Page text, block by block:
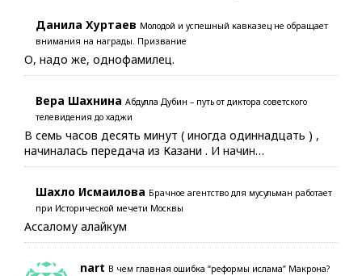
Данила Хуртаев Молодой и успешный кавказец не обращает
внимания на награды. Призвание
О, надо же, однофамилец.
Вера Шахнина Абдулла Дубин – путь от диктора советского
телевидения до хаджи
В семь часов десять минут ( иногда одиннадцать ) ,
начиналась передача из Казани . И начин…
Шахло Исмаилова Брачное агентство для мусульман работает
при Исторической мечети Москвы
Ассалому алайкум
nart В чем главная ошибка “реформы ислама” Макрона?